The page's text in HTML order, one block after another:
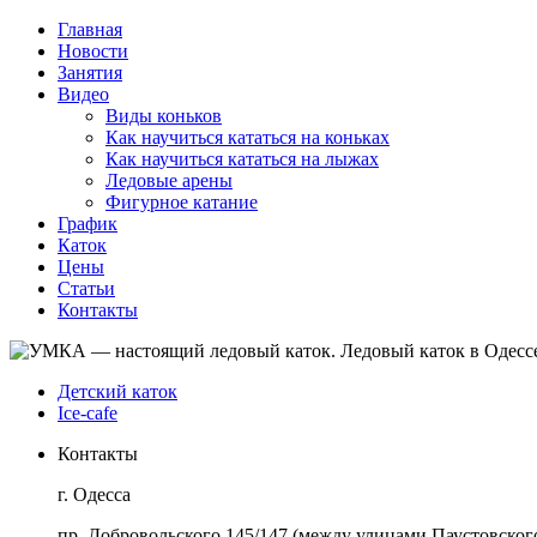
Главная
Новости
Занятия
Видео
Виды коньков
Как научиться кататься на коньках
Как научиться кататься на лыжах
Ледовые арены
Фигурное катание
График
Каток
Цены
Статьи
Контакты
Детский каток
Ice-cafe
Контакты
г. Одесса